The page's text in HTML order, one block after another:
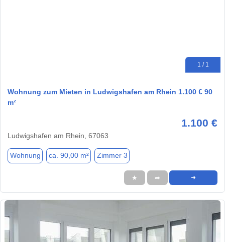
1 / 1
Wohnung zum Mieten in Ludwigshafen am Rhein 1.100 € 90
m²
1.100 €
Ludwigshafen am Rhein, 67063
Wohnung ca. 90,00 m² Zimmer 3
★ ➦ ➜